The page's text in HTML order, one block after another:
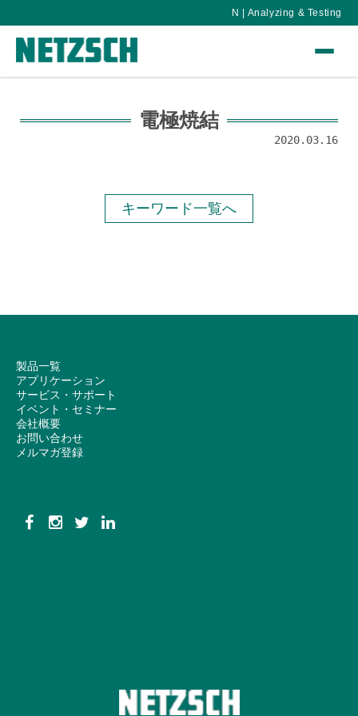
N | Analyzing & Testing
電極焼結
2020.03.16
キーワード一覧へ
製品一覧
アプリケーション
サービス・サポート
イベント・セミナー
会社概要
お問い合わせ
メルマガ登録